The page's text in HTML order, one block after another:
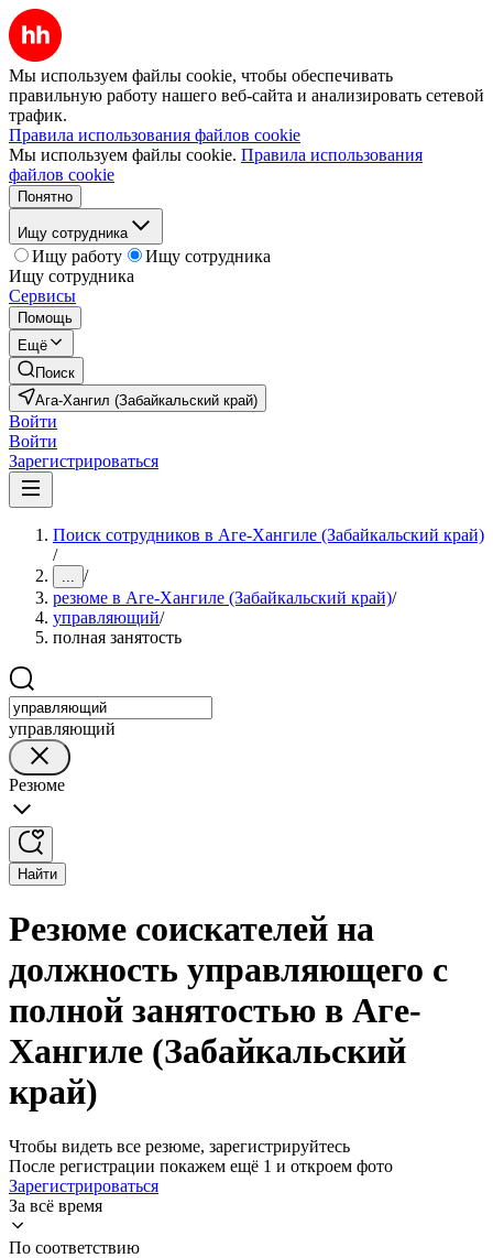
Мы используем файлы cookie, чтобы обеспечивать
правильную работу нашего веб-сайта и анализировать сетевой
трафик.
Правила использования файлов cookie
Мы используем файлы cookie. Правила использования
файлов cookie
Понятно
Ищу сотрудника
Ищу работу
Ищу сотрудника
Ищу сотрудника
Сервисы
Помощь
Ещё
Поиск
Ага-Хангил (Забайкальский край)
Войти
Войти
Зарегистрироваться
Поиск сотрудников в Аге-Хангиле (Забайкальский край)
/
... /
резюме в Аге-Хангиле (Забайкальский край)/
управляющий/
полная занятость
управляющий
Резюме
Найти
Резюме соискателей на
должность управляющего с
полной занятостью в Аге-
Хангиле (Забайкальский
край)
Чтобы видеть все резюме, зарегистрируйтесь
После регистрации покажем ещё 1 и откроем фото
Зарегистрироваться
За всё время
По соответствию